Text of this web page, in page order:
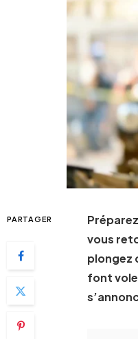
PARTAGER
vous
plongez
font